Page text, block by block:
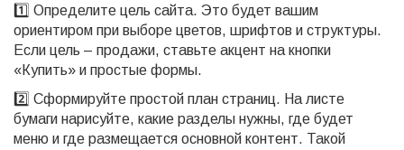
1️⃣ Определите цель сайта. Это будет вашим
ориентиром при выборе цветов, шрифтов и структуры.
Если цель – продажи, ставьте акцент на кнопки
«Купить» и простые формы.
2️⃣ Сформируйте простой план страниц. На листе
бумаги нарисуйте, какие разделы нужны, где будет
меню и где размещается основной контент. Такой